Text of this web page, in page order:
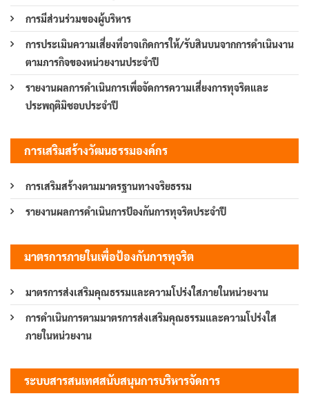
การมีส่วนร่วมของผู้บริหาร
การประเมินความเสี่ยงที่อาจเกิดการให้/รับสินบนจากการดำเนินงาน
ตามภารกิจของหน่วยงานประจำปี
รายงานผลการดำเนินการเพื่อจัดการความเสี่ยงการทุจริตและ
ประพฤติมิชอบประจำปี
การเสริมสร้างวัฒนธรรมองค์กร
การเสริมสร้างตามมาตรฐานทางจริยธรรม
รายงานผลการดำเนินการป้องกันการทุจริตประจำปี
มาตรการภายในเพื่อป้องกันการทุจริต
มาตรการส่งเสริมคุณธรรมและความโปร่งใสภายในหน่วยงาน
การดำเนินการตามมาตรการส่งเสริมคุณธรรมและความโปร่งใส
ภายในหน่วยงาน
ระบบสารสนเทศสนับสนุนการบริหารจัดการ